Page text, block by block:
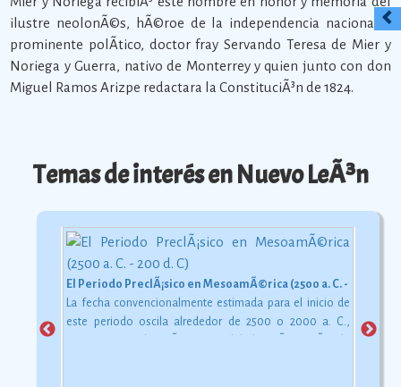
ilustre neolonÃ©s, hÃ©roe de la independencia nacional y
prominente polÃ­tico, doctor fray Servando Teresa de Mier y
Noriega y Guerra, nativo de Monterrey y quien junto con don
Miguel Ramos Arizpe redactara la ConstituciÃ³n de 1824.
Temas de interés en Nuevo LeÃ³n
El Periodo PreclÃ¡sico en MesoamÃ©rica (2500 a. C. - 200 d. C)
La fecha convencionalmente estimada para el inicio de
este periodo oscila alrededor de 2500 o 2000 a. C.,